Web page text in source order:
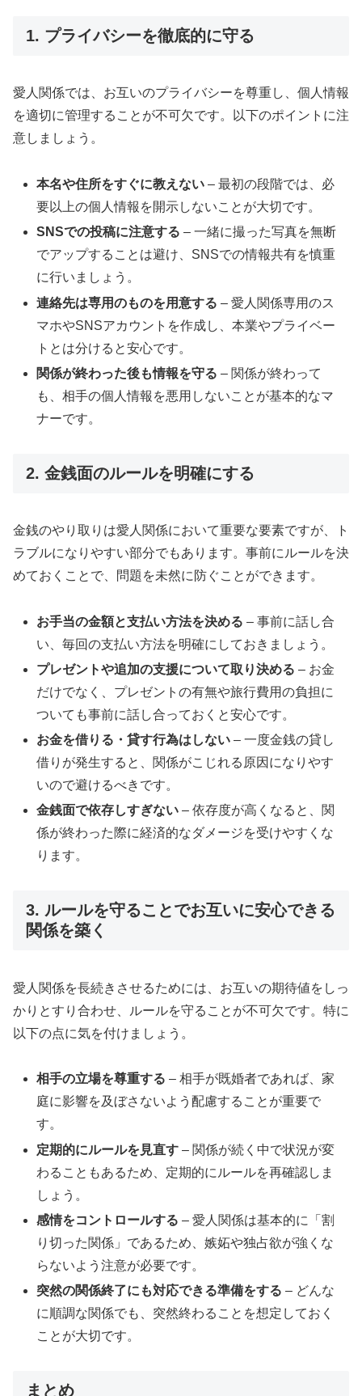
1. プライバシーを徹底的に守る
愛人関係では、お互いのプライバシーを尊重し、個人情報
を適切に管理することが不可欠です。以下のポイントに注
意しましょう。
本名や住所をすぐに教えない – 最初の段階では、必
要以上の個人情報を開示しないことが大切です。
SNSでの投稿に注意する – 一緒に撮った写真を無断
でアップすることは避け、SNSでの情報共有を慎重
に行いましょう。
連絡先は専用のものを用意する – 愛人関係専用のス
マホやSNSアカウントを作成し、本業やプライベー
トとは分けると安心です。
関係が終わった後も情報を守る – 関係が終わって
も、相手の個人情報を悪用しないことが基本的なマ
ナーです。
2. 金銭面のルールを明確にする
金銭のやり取りは愛人関係において重要な要素ですが、ト
ラブルになりやすい部分でもあります。事前にルールを決
めておくことで、問題を未然に防ぐことができます。
お手当の金額と支払い方法を決める – 事前に話し合
い、毎回の支払い方法を明確にしておきましょう。
プレゼントや追加の支援について取り決める – お金
だけでなく、プレゼントの有無や旅行費用の負担に
ついても事前に話し合っておくと安心です。
お金を借りる・貸す行為はしない – 一度金銭の貸し
借りが発生すると、関係がこじれる原因になりやす
いので避けるべきです。
金銭面で依存しすぎない – 依存度が高くなると、関
係が終わった際に経済的なダメージを受けやすくな
ります。
3. ルールを守ることでお互いに安心できる
関係を築く
愛人関係を長続きさせるためには、お互いの期待値をしっ
かりとすり合わせ、ルールを守ることが不可欠です。特に
以下の点に気を付けましょう。
相手の立場を尊重する – 相手が既婚者であれば、家
庭に影響を及ぼさないよう配慮することが重要で
す。
定期的にルールを見直す – 関係が続く中で状況が変
わることもあるため、定期的にルールを再確認しま
しょう。
感情をコントロールする – 愛人関係は基本的に「割
り切った関係」であるため、嫉妬や独占欲が強くな
らないよう注意が必要です。
突然の関係終了にも対応できる準備をする – どんな
に順調な関係でも、突然終わることを想定しておく
ことが大切です。
まとめ